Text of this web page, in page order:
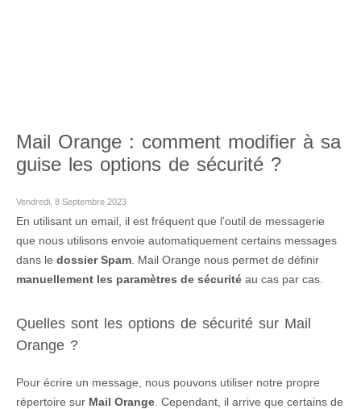
Mail Orange : comment modifier à sa
guise les options de sécurité ?
Vendredi, 8 Septembre 2023
En utilisant un email, il est fréquent que l’outil de messagerie
que nous utilisons envoie automatiquement certains messages
dans le dossier Spam . Mail Orange nous permet de définir
manuellement les paramètres de sécurité au cas par cas.
Quelles sont les options de sécurité sur Mail
Orange ?
Pour écrire un message, nous pouvons utiliser notre propre
répertoire sur Mail Orange . Cependant, il arrive que certains de